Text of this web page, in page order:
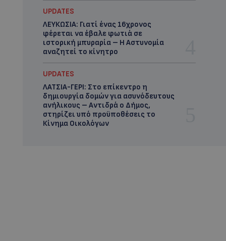
UPDATES
ΛΕΥΚΩΣΙΑ: Γιατί ένας 16χρονος
φέρεται να έβαλε φωτιά σε
ιστορική μπυραρία – Η Αστυνομία
αναζητεί το κίνητρο
UPDATES
ΛΑΤΣΙΑ-ΓΕΡΙ: Στο επίκεντρο η
δημιουργία δομών για ασυνόδευτους
ανήλικους – Αντιδρά ο Δήμος,
στηρίζει υπό προϋποθέσεις το
Κίνημα Οικολόγων